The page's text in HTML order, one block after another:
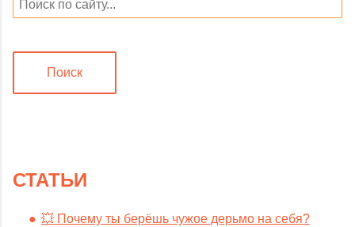
Поиск
СТАТЬИ
💥 Почему ты берёшь чужое дерьмо на себя?